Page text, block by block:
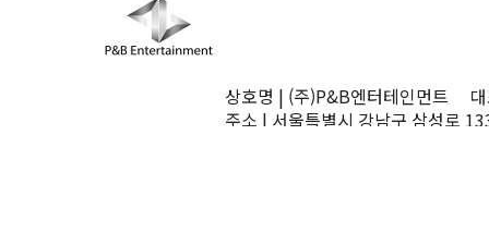
상호명 | (주)P&B엔터테인먼트
주소 | 서울특별시 강남구 삼성로